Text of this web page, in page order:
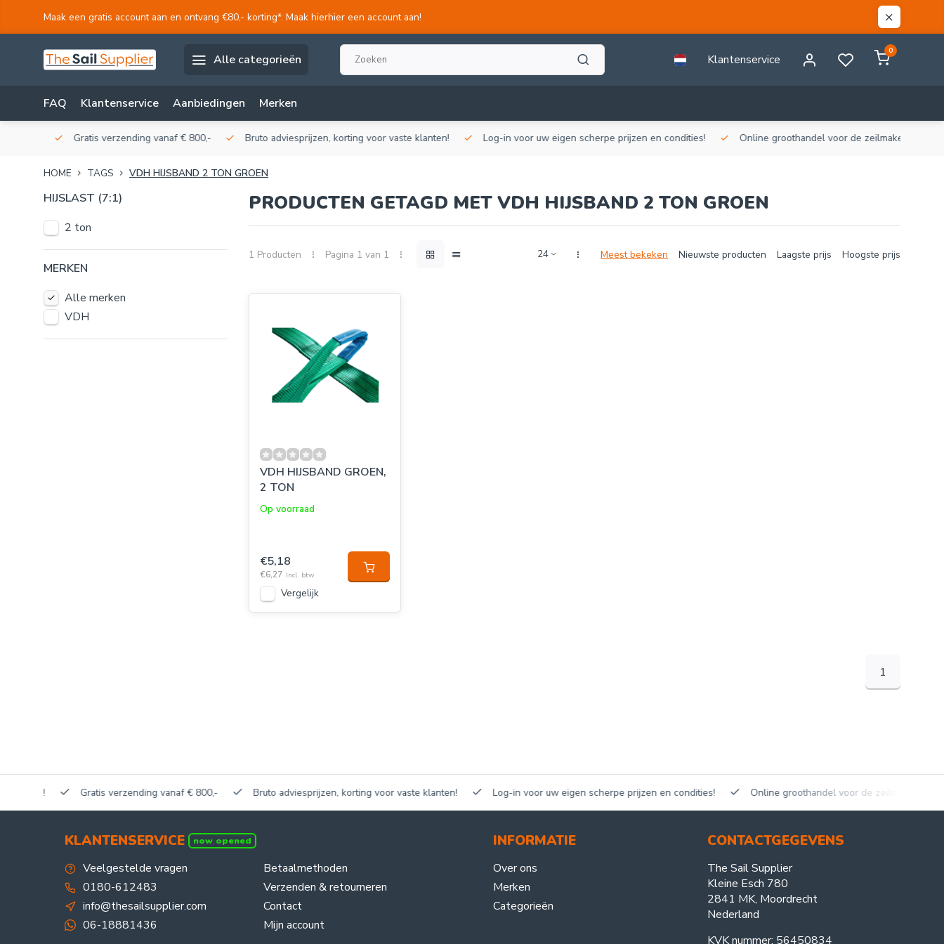
Maak een gratis account aan en ontvang €80,- korting*. Maak hierhier een account aan!
Alle categorieën Klantenservice
0
FAQ Klantenservice Aanbiedingen Merken
Gratis verzending vanaf € 800,- Bruto adviesprijzen, korting voor vaste klanten! Log-in voor uw eigen scherpe prijzen en condities! Online groothandel voor de zeilmakerij!
HOME TAGS VDH HIJSBAND 2 TON GROEN
HIJSLAST (7:1)
2 ton
MERKEN
Alle merken
VDH
PRODUCTEN GETAGD MET VDH HIJSBAND 2 TON GROEN
1 Producten Pagina 1 van 1 Meest bekeken Nieuwste producten Laagste prijs Hoogste prijs
VDH HIJSBAND GROEN,
2 TON
Op voorraad
€5,18
€6,27 Incl. btw
Vergelijk
1
Gratis verzending vanaf € 800,- Bruto adviesprijzen, korting voor vaste klanten! Log-in voor uw eigen scherpe prijzen en condities! Online groothandel voor de zeilmakerij!
KLANTENSERVICE now opened
Veelgestelde vragen
0180-612483
info@thesailsupplier.com
06-18881436
Betaalmethoden
Verzenden & retourneren
Contact
Mijn account
INFORMATIE
Over ons
Merken
Categorieën
CONTACTGEGEVENS
The Sail Supplier
Kleine Esch 780
2841 MK, Moordrecht
Nederland
KVK nummer: 56450834